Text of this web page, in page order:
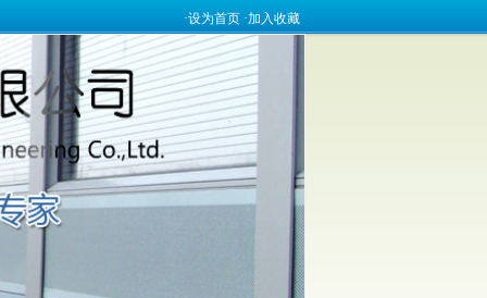
·设为首页 ·加入收藏